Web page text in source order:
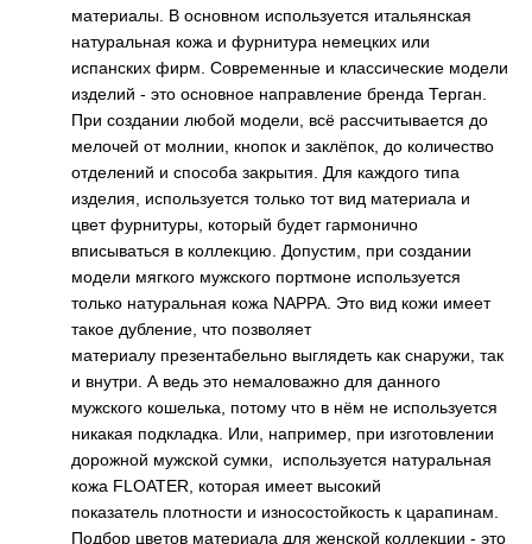
материалы. В основном используется итальянская
натуральная кожа и фурнитура немецких или
испанских фирм. Современные и классические модели
изделий - это основное направление бренда Терган.
При создании любой модели, всё рассчитывается до
мелочей от молнии, кнопок и заклёпок, до количество
отделений и способа закрытия. Для каждого типа
изделия, используется только тот вид материала и
цвет фурнитуры, который будет гармонично
вписываться в коллекцию. Допустим, при создании
модели мягкого мужского портмоне используется
только натуральная кожа NAPPA. Это вид кожи имеет
такое дубление, что позволяет
материалу презентабельно выглядеть как снаружи, так
и внутри. А ведь это немаловажно для данного
мужского кошелька, потому что в нём не используется
никакая подкладка. Или, например, при изготовлении
дорожной мужской сумки, используется натуральная
кожа FLOATER, которая имеет высокий
показатель плотности и износостойкость к царапинам.
Подбор цветов материала для женской коллекции - это